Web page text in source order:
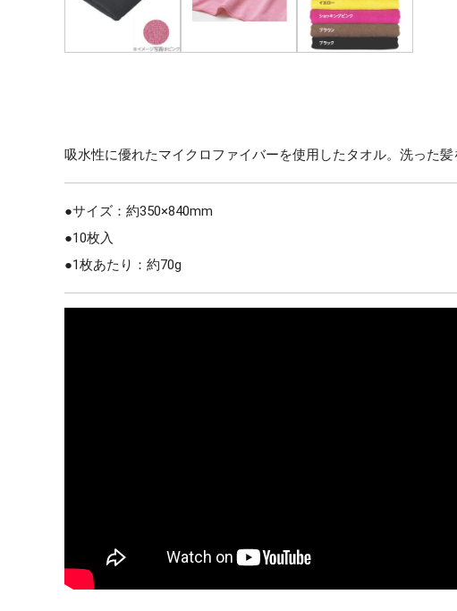
吸水性に優れたマイクロファイバーを使用したタオル。洗った
●サイズ：約350×840mm
●10枚入
●1枚あたり：約70g